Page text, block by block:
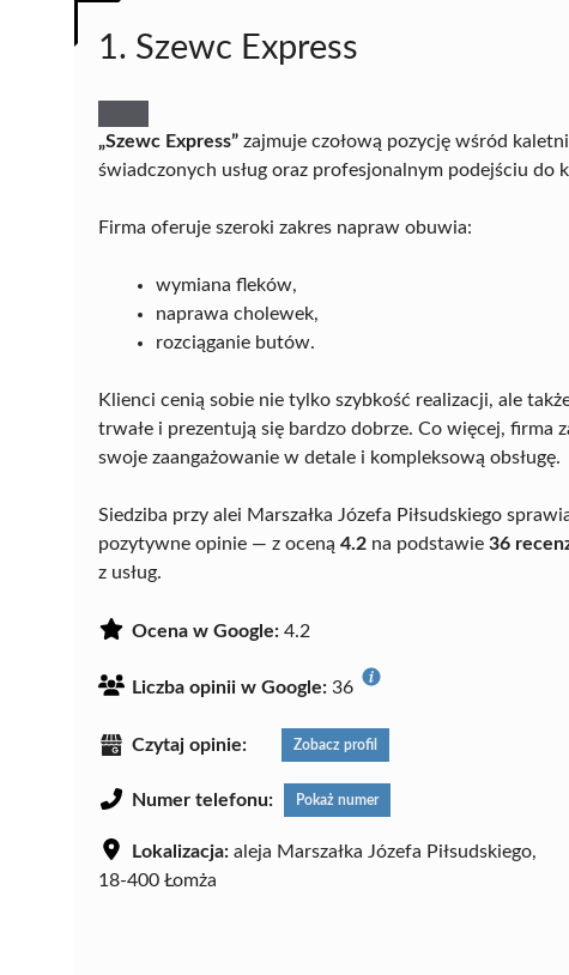
1. Szewc Express
„Szewc Express” zajmuje czołową pozycję wśród
świadczonych usług oraz profesjonalnym podejściu do
Firma oferuje szeroki zakres napraw obuwia:
wymiana fleków,
naprawa cholewek,
rozciąganie butów.
Klienci cenią sobie nie tylko szybkość realizacji, ale
trwałe i prezentują się bardzo dobrze. Co więcej, firma
swoje zaangażowanie w detale i kompleksową obsługę.
Siedziba przy alei Marszałka Józefa Piłsudskiego
pozytywne opinie — z oceną 4.2 na podstawie 36
z usług.
Ocena w Google: 4.2
Liczba opinii w Google: 36
Czytaj opinie: Zobacz profil
Numer telefonu: Pokaż numer
Lokalizacja: aleja Marszałka Józefa Piłsudskiego,
18-400 Łomża